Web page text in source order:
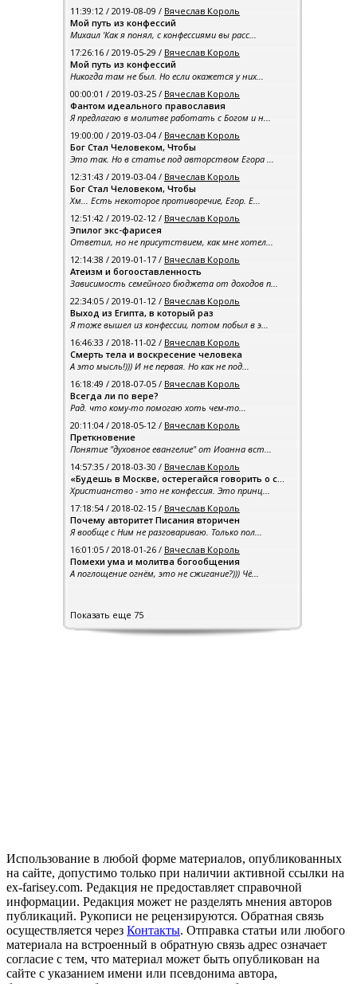
11:39:12 / 2019-08-09 / Вячеслав Король
Мой путь из конфессий
Михаил 'Как я понял, с конфессиями вы расс...
17:26:16 / 2019-05-29 / Вячеслав Король
Мой путь из конфессий
Никогда там не был. Но если окажется у них...
00:00:01 / 2019-03-25 / Вячеслав Король
Фантом идеального православия
Я предлагаю в молитве работать с Богом и н...
19:00:00 / 2019-03-04 / Вячеслав Король
Бог Стал Человеком, Чтобы
Это так. Но в статье под авторством Егора ...
12:31:43 / 2019-03-04 / Вячеслав Король
Бог Стал Человеком, Чтобы
Хм... Есть некоторое противоречие, Егор. Е...
12:51:42 / 2019-02-12 / Вячеслав Король
Эпилог экс-фарисея
Ответил, но не присутствием, как мне хотел...
12:14:38 / 2019-01-17 / Вячеслав Король
Атеизм и богооставленность
Зависимость семейного бюджета от доходов п...
22:34:05 / 2019-01-12 / Вячеслав Король
Выход из Египта, в который раз
Я тоже вышел из конфессии, потом побыл в э...
16:46:33 / 2018-11-02 / Вячеслав Король
Смерть тела и воскресение человека
А это мысль!))) И не первая. Но как не под...
16:18:49 / 2018-07-05 / Вячеслав Король
Всегда ли по вере?
Рад. что кому-то помогаю хоть чем-то...
20:11:04 / 2018-05-12 / Вячеслав Король
Преткновение
Понятие "духовное евангелие" от Иоанна вст...
14:57:35 / 2018-03-30 / Вячеслав Король
«Будешь в Москве, остерегайся говорить о с...
Христианство - это не конфессия. Это принц...
17:18:54 / 2018-02-15 / Вячеслав Король
Почему авторитет Писания вторичен
Я вообще с Ним не разговариваю. Только пол...
16:01:05 / 2018-01-26 / Вячеслав Король
Помехи ума и молитва богообщения
А поглощение огнём, это не сжигание?))) Чё...
Показать еще 75
Использование в любой форме материалов, опубликованных
на сайте, допустимо только при наличии активной ссылки на
ex-farisey.com. Редакция не предоставляет справочной
информации. Редакция может не разделять мнения авторов
публикаций. Рукописи не рецензируются. Обратная связь
осуществляется через Контакты. Отправка статьи или любого
материала на встроенный в обратную связь адрес означает
согласие с тем, что материал может быть опубликован на
сайте с указанием имени или псевдонима автора,